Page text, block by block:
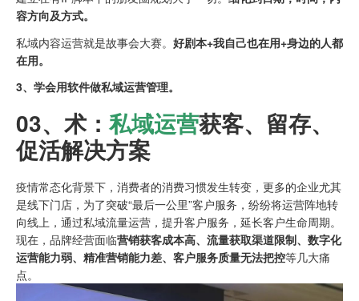
容方向及方式。
私域内容运营就是故事会大赛。 好剧本+我自己也在用+身边的人都
在用。
3、学会用软件做私域运营管理。
03、 术： 私域运营获客、留存、
促活解决方案
疫情常态化背景下，消费者的消费习惯发生转变，更多的企业尤其
是线下门店，为了突破“最后一公里”客户服务，纷纷将运营阵地转
向线上，通过私域流量运营，提升客户服务，延长客户生命周期。
现在，品牌经营面临营销获客成本高、流量获取渠道限制、数字化
运营能力弱、精准营销能力差、客户服务质量无法把控等几大痛
点。